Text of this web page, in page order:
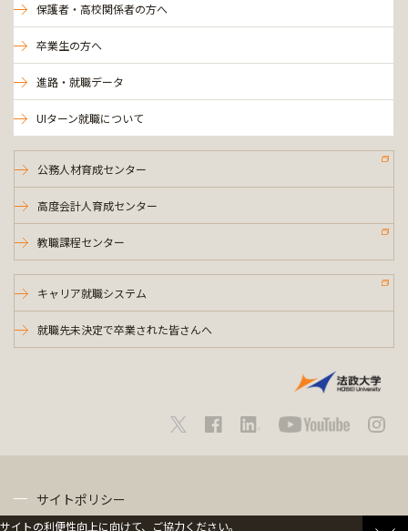
保護者・高校関係者の方へ
卒業生の方へ
進路・就職データ
UIターン就職について
公務人材育成センター
高度会計人育成センター
教職課程センター
キャリア就職システム
就職先未決定で卒業された皆さんへ
サイトポリシー
サイトの利便性向上に向けて、ご協力ください。